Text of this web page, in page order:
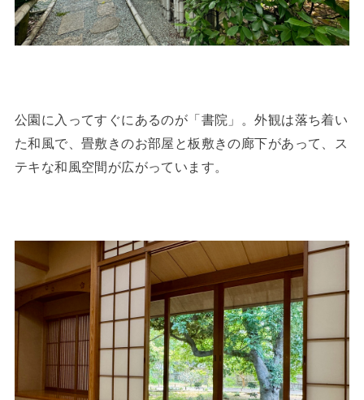
公園に入ってすぐにあるのが「書院」。外観は落ち着い
た和風で、畳敷きのお部屋と板敷きの廊下があって、ス
テキな和風空間が広がっています。